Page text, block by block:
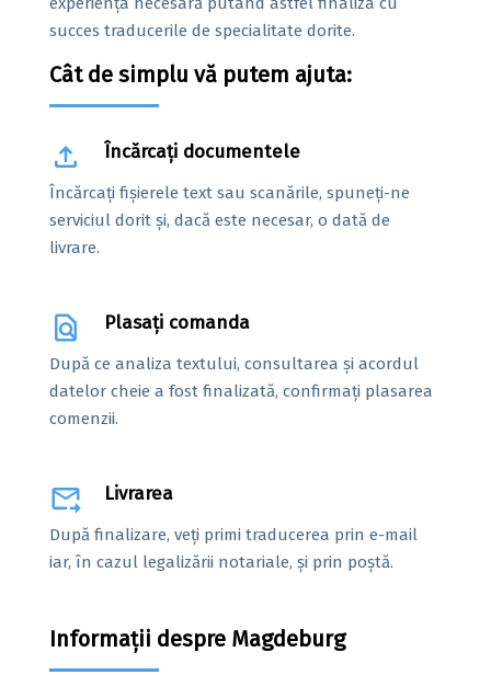
succes traducerile de specialitate dorite.
Cât de simplu vă putem ajuta:
file_upload Încărcați documentele
Încărcați fișierele text sau scanările, spuneți-ne
serviciul dorit și, dacă este necesar, o dată de
livrare.
find_in_page Plasați comanda
După ce analiza textului, consultarea și acordul
datelor cheie a fost finalizată, confirmați plasarea
comenzii.
forward_to_inbox Livrarea
După finalizare, veți primi traducerea prin e-mail
iar, în cazul legalizării notariale, și prin poștă.
Informații despre Magdeburg